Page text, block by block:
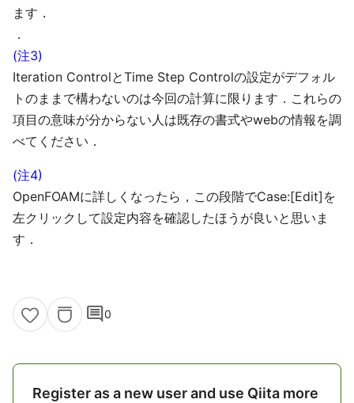
ます．
．
(注3)
Iteration ControlとTime Step Controlの設定がデフォル
トのままで構わないのは今回の計算に限ります．これらの
項目の意味が分からない人は既存の書式やwebの情報を調
べてください．
(注4)
OpenFOAMに詳しくなったら，この段階でCase:[Edit]を
左クリックして設定内容を確認したほうが良いと思いま
す．
comment0
Register as a new user and use Qiita more